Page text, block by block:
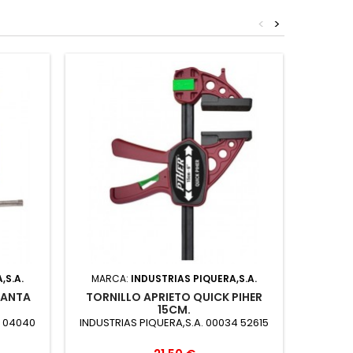
>
<
04040
MARCA: INDUSTRIAS PIQUERA,S.A.
TORNILLO APRIETO QUICK PIHER
15CM.
INDUSTRIAS PIQUERA,S.A. 00034 52615